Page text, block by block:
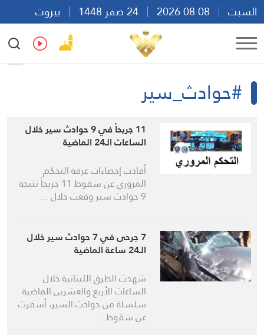
السبت
بيروت
13:54
Ar
#حوادث_سير
11 جريحاً في 9 حوادث سير خلال
الساعات الـ24 الماضية
أفادت إحصاءات غرفة التحكم
المروري عن سقوط 11 جريحاً نتيجة
9 حوادث سير وقعت خلال …
7 جرحى في 7 حوادث سير خلال
الـ24 ساعة الماضية
شهدت الطرق اللبنانية خلال
الساعات الأربع والعشرين الماضية
سلسلة من حوادث السير، أسفرت
عن سقوط …